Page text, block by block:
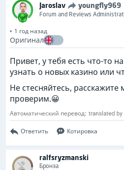
Jaroslav youngfly969
Forum and Reviews
1 год назад
Оригинал
Привет, у тебя есть что-то
узнать о новых казино или
Не стесняйтесь,
проверим.😀
Автоматический перевод:
Ответить Котировка
ralfsryzmanski
Бронза